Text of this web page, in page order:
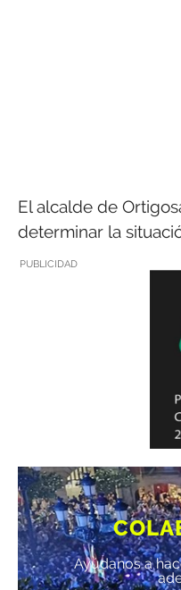
El alcalde de
determinar la
PUBLICIDAD
Ayúdanos a